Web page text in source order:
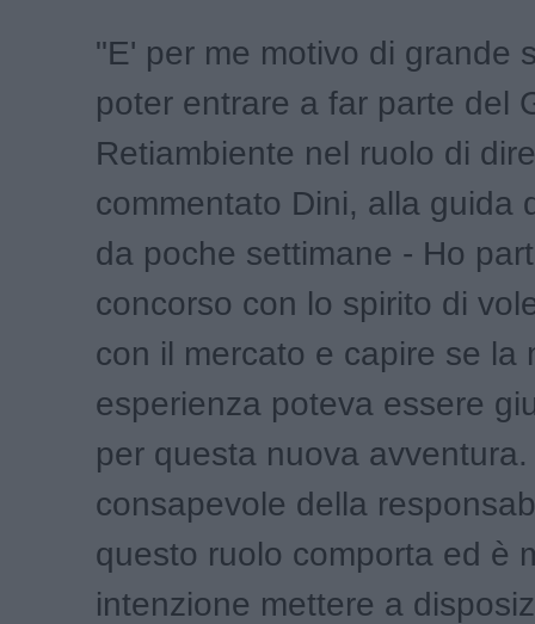
"E' per me motivo di grande
poter entrare a far parte del
Retiambiente nel ruolo di
commentato Dini, alla guida
da poche settimane - Ho
concorso con lo spirito di
con il mercato e capire se la
esperienza poteva essere
per questa nuova
consapevole della
questo ruolo comporta ed è
intenzione mettere a